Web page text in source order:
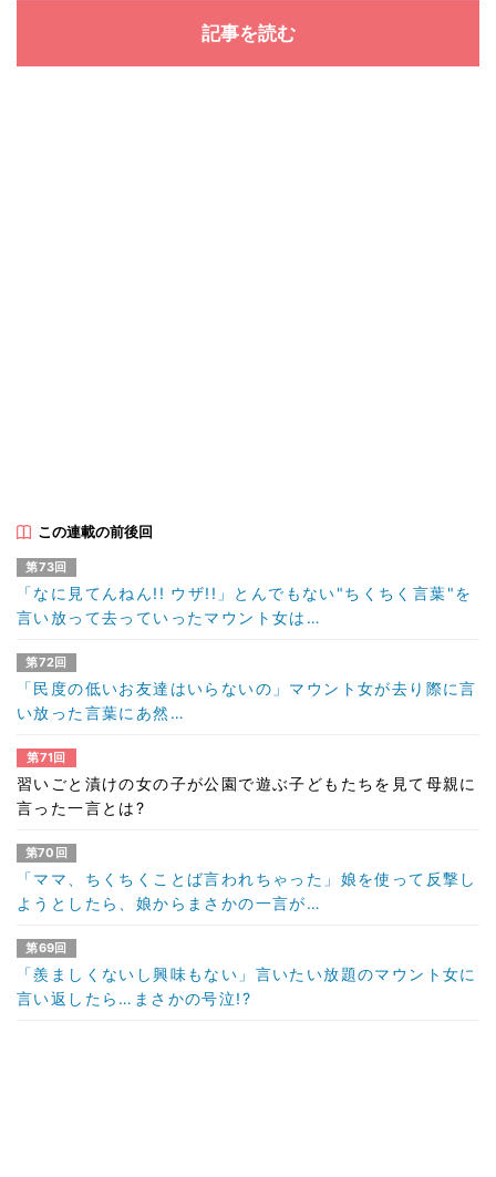
記事を読む
この連載の前後回
第73回
「なに見てんねん!! ウザ!!」とんでもない"ちくちく言葉"を
言い放って去っていったマウント女は…
第72回
「民度の低いお友達はいらないの」マウント女が去り際に言
い放った言葉にあ然…
第71回
習いごと漬けの女の子が公園で遊ぶ子どもたちを見て母親に
言った一言とは?
第70回
「ママ、ちくちくことば言われちゃった」娘を使って反撃し
ようとしたら、娘からまさかの一言が…
第69回
「羨ましくないし興味もない」言いたい放題のマウント女に
言い返したら…まさかの号泣!?